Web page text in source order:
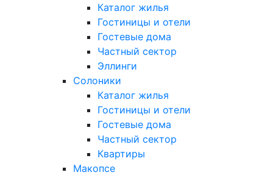
Каталог жилья
Гостиницы и отели
Гостевые дома
Частный сектор
Эллинги
Солоники
Каталог жилья
Гостиницы и отели
Гостевые дома
Частный сектор
Квартиры
Макопсе